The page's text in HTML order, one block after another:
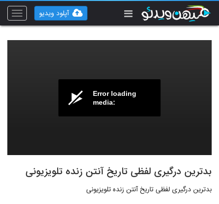
Toggle
آپلود ویدیو
Error loading
media:
بدترین درگیری لفظی تاریخ آنتن زنده تلویزیونی
بدترین درگیری لفظی تاریخ آنتن زنده تلویزیونی